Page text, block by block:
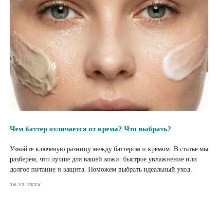
Чем баттер отличается от крема? Что выбрать?
Узнайте ключевую разницу между баттером и кремом. В статье мы
разберем, что лучше для вашей кожи: быстрое увлажнение или
долгое питание и защита. Поможем выбрать идеальный уход.
16.12.2025